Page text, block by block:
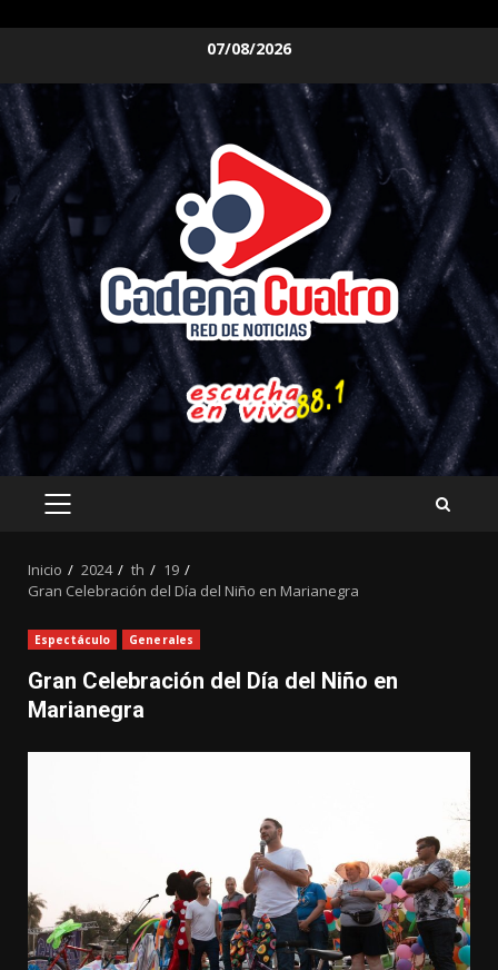
contenido
07/08/2026
MENÚ
Inicio 2024 th
19
Gran Celebración del Día del Niño en Marianegra
Espectáculo Generales
Gran Celebración del Día del Niño en
Marianegra